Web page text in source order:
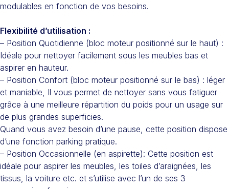
modulables en fonction de vos besoins.
Flexibilité d’utilisation :
– Position Quotidienne (bloc moteur positionné sur le haut) :
Idéale pour nettoyer facilement sous les meubles bas et
aspirer en hauteur.
– Position Confort (bloc moteur positionné sur le bas) : léger
et maniable, Il vous permet de nettoyer sans vous fatiguer
grâce à une meilleure répartition du poids pour un usage sur
de plus grandes superficies.
Quand vous avez besoin d’une pause, cette position dispose
d’une fonction parking pratique.
– Position Occasionnelle (en aspirette): Cette position est
idéale pour aspirer les meubles, les toiles d’araignées, les
tissus, la voiture etc. et s’utilise avec l’un de ses 3